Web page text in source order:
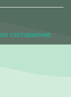
соглашение